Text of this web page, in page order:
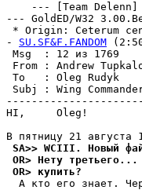
--- [Team
--- GoldED/W32
* Origin: Ceterum
- SU.SF&F.FANDOM
Msg
From : Andrew
To   : Oleg
Subj :
HI,     Oleg!
SA>> WCIII. Новый
OR> Нету
OR> купить?
А кто его знает.